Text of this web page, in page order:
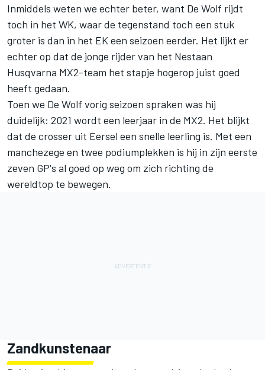
Inmiddels weten we echter beter, want De Wolf rijdt
toch in het WK, waar de tegenstand toch een stuk
groter is dan in het EK een seizoen eerder. Het lijkt er
echter op dat de jonge rijder van het Nestaan
Husqvarna MX2-team het stapje hogerop juist goed
heeft gedaan.
Toen we De Wolf vorig seizoen spraken was hij
duidelijk: 2021 wordt een leerjaar in de MX2. Het blijkt
dat de crosser uit Eersel een snelle leerling is. Met een
manchezege en twee podiumplekken is hij in zijn eerste
zeven GP's al goed op weg om zich richting de
wereldtop te bewegen.
Zandkunstenaar